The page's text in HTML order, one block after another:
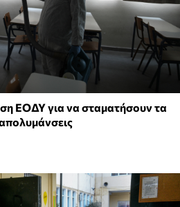
ΕΟΔΥ για να σταματήσουν τα